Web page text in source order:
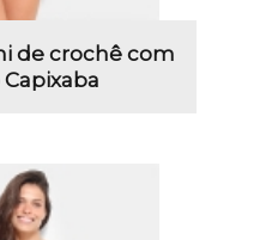
de crochê com